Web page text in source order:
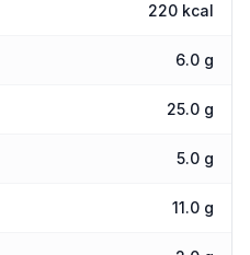
220 kcal
6.0 g
25.0 g
5.0 g
11.0 g